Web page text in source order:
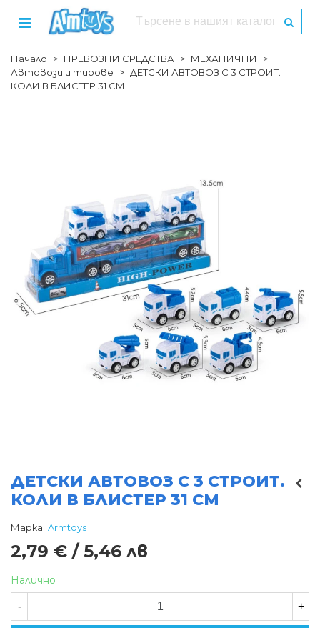
Начало > ПРЕВОЗНИ СРЕДСТВА > МЕХАНИЧНИ
>
Автовози и тирове
> ДЕТСКИ АВТОВОЗ С 3 СТРОИТ.
КОЛИ В БЛИСТЕР 31 СМ
ДЕТСКИ АВТОВОЗ С 3 СТРОИТ.
КОЛИ В БЛИСТЕР 31 СМ
Марка: Armtoys
2,79 € / 5,46 лв
Налично
- +